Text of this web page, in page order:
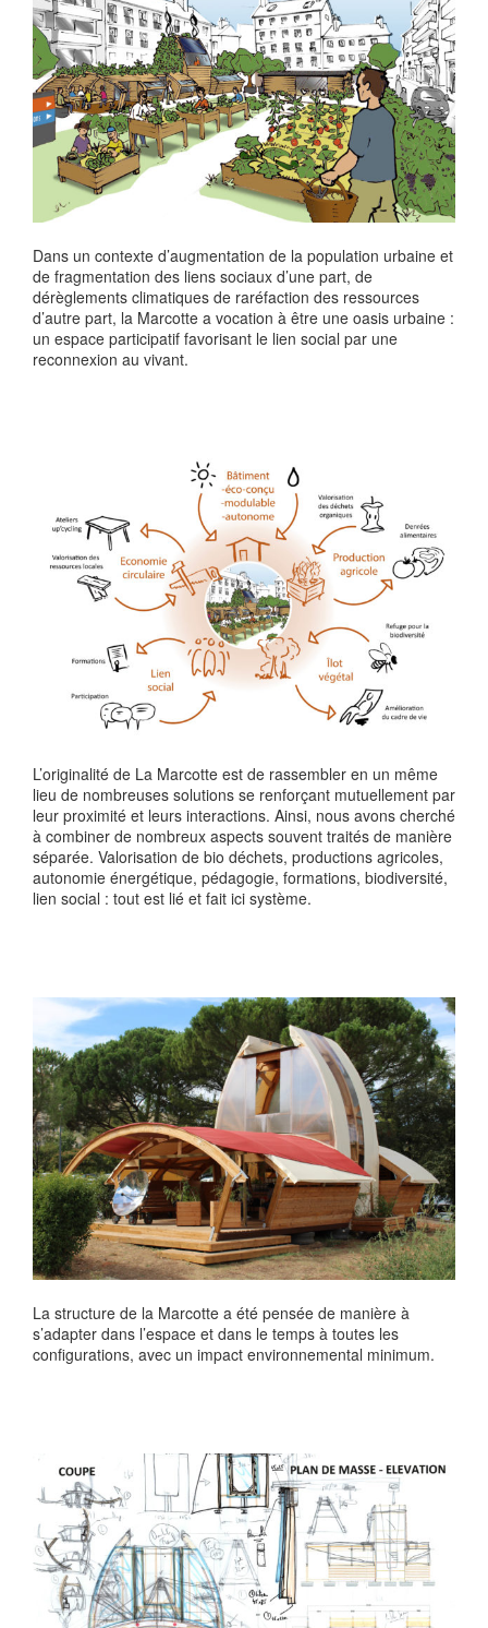
Dans un contexte d’augmentation de la population urbaine et
de fragmentation des liens sociaux d’une part, de
dérèglements climatiques de raréfaction des ressources
d’autre part, la Marcotte a vocation à être une oasis urbaine :
un espace participatif favorisant le lien social par une
reconnexion au vivant.
L’originalité de La Marcotte est de rassembler en un même
lieu de nombreuses solutions se renforçant mutuellement par
leur proximité et leurs interactions. Ainsi, nous avons cherché
à combiner de nombreux aspects souvent traités de manière
séparée. Valorisation de bio déchets, productions agricoles,
autonomie énergétique, pédagogie, formations, biodiversité,
lien social : tout est lié et fait ici système.
La structure de la Marcotte a été pensée de manière à
s’adapter dans l’espace et dans le temps à toutes les
configurations, avec un impact environnemental minimum.